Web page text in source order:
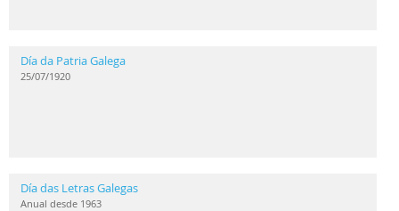
Día da Patria Galega
25/07/1920
Día das Letras Galegas
Anual desde 1963